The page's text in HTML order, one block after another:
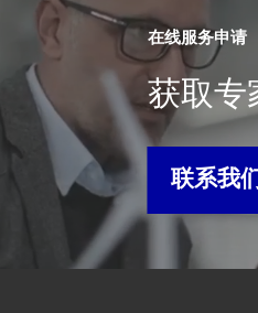
在线服务申请
获取专
联系我们